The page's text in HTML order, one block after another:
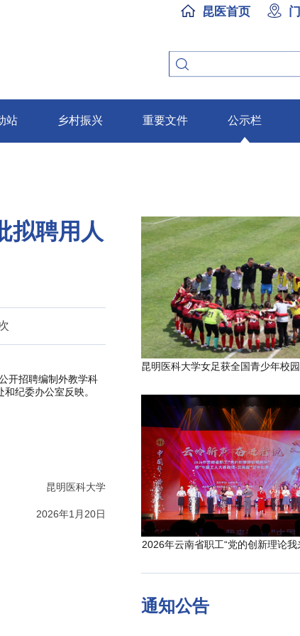
昆医首页
站 乡村振兴 重要文件 公示栏
拟聘用人
开招聘编制外教学科
纪委办公室反映。
昆明医科大学
2026年1 月20日
2026年云南省职工“党的创新理论我
通知公告